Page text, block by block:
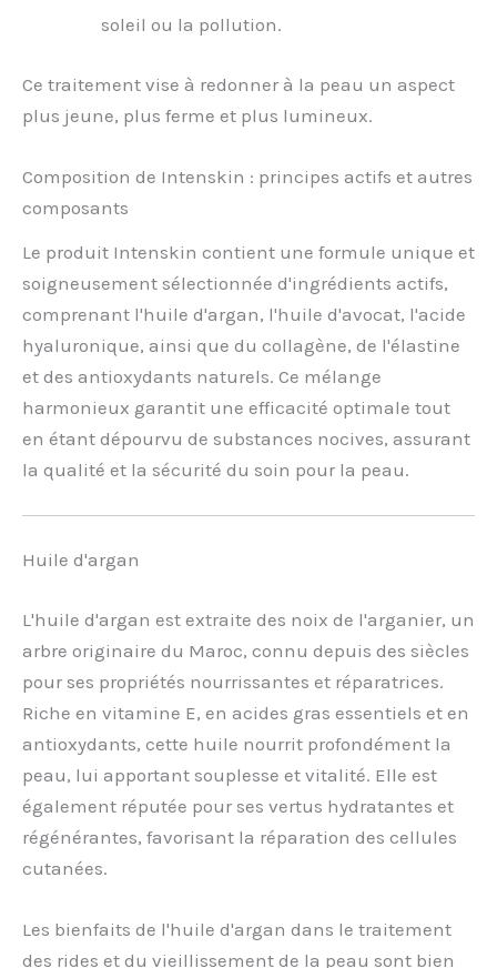
soleil ou la pollution.
Ce traitement vise à redonner à la peau un aspect
plus jeune, plus ferme et plus lumineux.
Composition de Intenskin : principes actifs et autres
composants
Le produit Intenskin contient une formule unique et
soigneusement sélectionnée d'ingrédients actifs,
comprenant l'huile d'argan, l'huile d'avocat, l'acide
hyaluronique, ainsi que du collagène, de l'élastine
et des antioxydants naturels. Ce mélange
harmonieux garantit une efficacité optimale tout
en étant dépourvu de substances nocives, assurant
la qualité et la sécurité du soin pour la peau.
Huile d'argan
L'huile d'argan est extraite des noix de l'arganier, un
arbre originaire du Maroc, connu depuis des siècles
pour ses propriétés nourrissantes et réparatrices.
Riche en vitamine E, en acides gras essentiels et en
antioxydants, cette huile nourrit profondément la
peau, lui apportant souplesse et vitalité. Elle est
également réputée pour ses vertus hydratantes et
régénérantes, favorisant la réparation des cellules
cutanées.
Les bienfaits de l'huile d'argan dans le traitement
des rides et du vieillissement de la peau sont bien